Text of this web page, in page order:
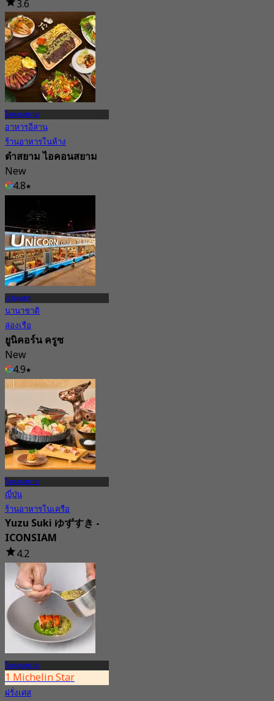
3.6
100 การจอง
จาก฿ 845
ไอคอนสยาม
อาหารอีสาน
ร้านอาหารในห้าง
ตำสยาม ไอคอนสยาม
New
4.8
฿ 347.5
เจริญนคร
นานาชาติ
ล่องเรือ
ยูนิคอร์น ครูซ
New
4.9
จาก฿ 899
ไอคอนสยาม
ญี่ปุ่น
ร้านอาหารในเครือ
Yuzu Suki ゆずすき -
ICONSIAM
4.2
62 การจอง
จาก฿ 830
ไอคอนสยาม
1 Michelin Star
ฝรั่งเศส